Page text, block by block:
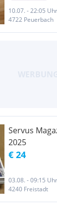
10.07. - 22:05 Uhr
4722 Peuerbach
Servus
2025
€ 24
03.08. - 09:15 Uhr
4240 Freistadt